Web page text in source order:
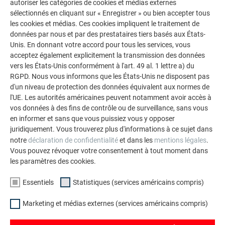
la performance exceptionnelle de SF Dachsysteme et à
l’utilisation créativedes matériaux de PREFA.
autoriser les catégories de cookies et médias externes
sélectionnés en cliquant sur « Enregistrer » ou bien accepter tous
les cookies et médias. Ces cookies impliquent le traitement de
données par nous et par des prestataires tiers basés aux États-
Unis. En donnant votre accord pour tous les services, vous
acceptez également explicitement la transmission des données
vers les États-Unis conformément à l'art. 49 al. 1 lettre a) du
RGPD. Nous vous informons que les États-Unis ne disposent pas
d'un niveau de protection des données équivalent aux normes de
l'UE. Les autorités américaines peuvent notamment avoir accès à
vos données à des fins de contrôle ou de surveillance, sans vous
en informer et sans que vous puissiez vous y opposer
juridiquement. Vous trouverez plus d'informations à ce sujet dans
notredéclaration de confidentialitéet dans les mentions légales.
Vous pouvez révoquer votre consentement à tout moment dans
les paramètres des cookies.
Essentiels Statistiques (services américains compris)
Marketing et médias externes (services américains compris)